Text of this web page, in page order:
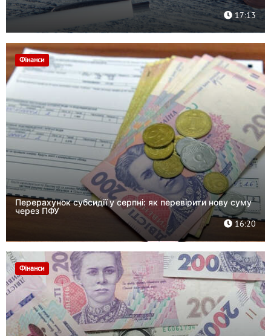
17:13
Фінанси
Перерахунок субсидії у серпні: як перевірити нову суму
через ПФУ
16:20
Фінанси